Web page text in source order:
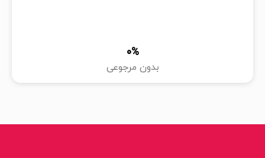
بدون مرجوعی
%
0